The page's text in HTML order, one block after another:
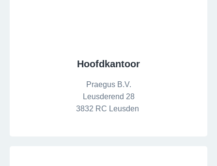
Hoofdkantoor
Praegus B.V.
Leusderend 28
3832 RC Leusden